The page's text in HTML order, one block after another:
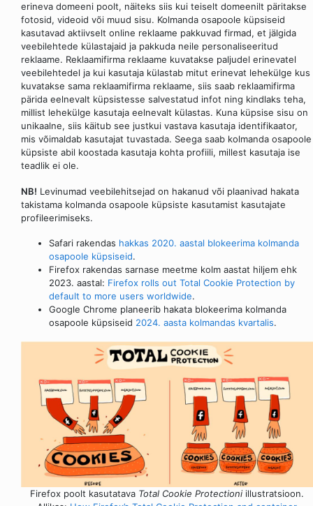
erineva domeeni poolt, näiteks siis kui teiselt domeenilt päritakse
fotosid, videoid või muud sisu. Kolmanda osapoole küpsiseid
kasutavad aktiivselt online reklaame pakkuvad firmad, et jälgida
veebilehtede külastajaid ja pakkuda neile personaliseeritud
reklaame. Reklaamifirma reklaame kuvatakse paljudel erinevatel
veebilehtedel ja kui kasutaja külastab mitut erinevat lehekülge kus
kuvatakse sama reklaamifirma reklaame, siis saab reklaamifirma
pärida eelnevalt küpsistesse salvestatud infot ning kindlaks teha,
millist lehekülge kasutaja eelnevalt külastas. Kuna küpsise sisu on
unikaalne, siis käitub see justkui vastava kasutaja identifikaator,
mis võimaldab kasutajat tuvastada. Seega saab kolmanda osapoole
küpsiste abil koostada kasutaja kohta profiili, millest kasutaja ise
teadlik ei ole.
NB! Levinumad veebilehitsejad on hakanud või plaanivad hakata
takistama kolmanda osapoole küpsiste kasutamist kasutajate
profileerimiseks.
Safari rakendas hakkas 2020. aastal blokeerima kolmanda
osapoole küpsiseid.
Firefox rakendas sarnase meetme kolm aastat hiljem ehk
2023. aastal: Firefox rolls out Total Cookie Protection by
default to more users worldwide.
Google Chrome planeerib hakata blokeerima kolmanda
osapoole küpsiseid 2024. aasta kolmandas kvartalis.
Firefox poolt kasutatava Total Cookie Protectioni illustratsioon.